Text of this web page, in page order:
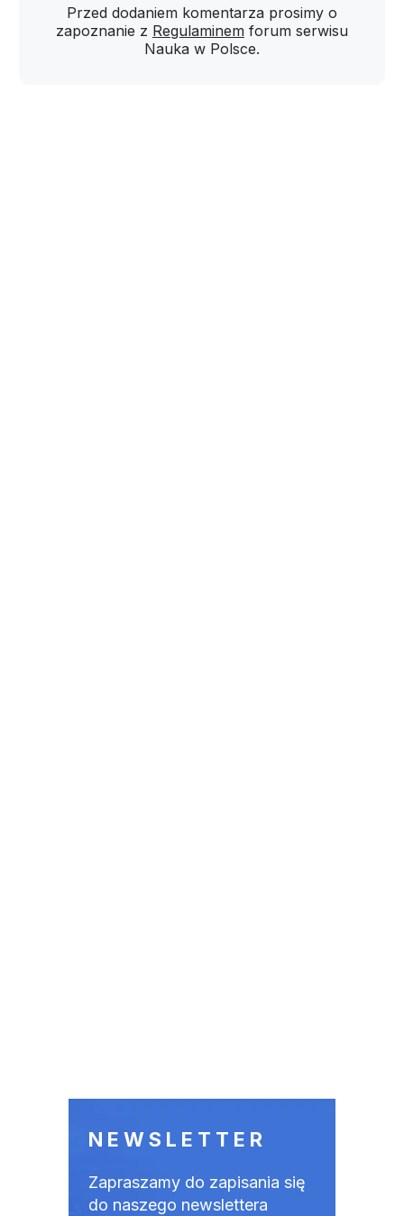
Przed dodaniem komentarza prosimy o
zapoznanie z Regulaminem forum serwisu
Nauka w Polsce.
NEWSLETTER
Zapraszamy do zapisania się
do naszego newslettera